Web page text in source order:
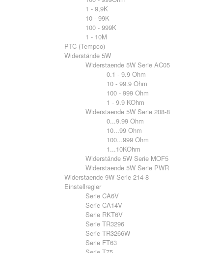
1 - 9,9K
10 - 99K
100 - 999K
1 - 10M
PTC (Tempco)
Widerstände 5W
Widerstaende 5W Serie AC05
0.1 - 9.9 Ohm
10 - 99.9 Ohm
100 - 999 Ohm
1 - 9.9 KOhm
Widerstaende 5W Serie 208-8
0...9.99 Ohm
10...99 Ohm
100...999 Ohm
1...10KOhm
Widerstände 5W Serie MOF5
Widerstaende 5W Serie PWR
Widerstaende 9W Serie 214-8
Einstellregler
Serie CA6V
Serie CA14V
Serie RKT6V
Serie TR3296
Serie TR3266W
Serie FT63